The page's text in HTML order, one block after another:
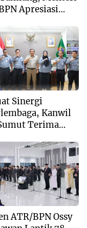
Apresiasi
Tzu Chi dan
Sinergi
Kanwil
Terima
ATR/BPN Ossy